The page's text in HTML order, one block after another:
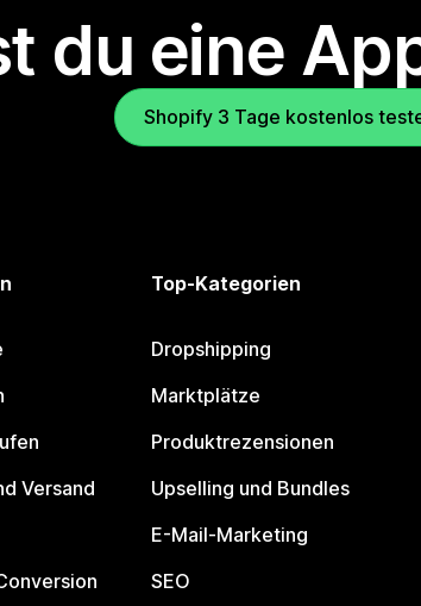
du eine
Shopify 3 Tage kostenlos
Versand
Top-Kategorien
Dropshipping
Marktplätze
Produktrezensionen
Upselling und Bundles
E-Mail-Marketing
SEO